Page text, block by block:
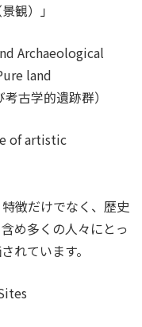
観）」
Archaeological
land
古学的遺跡群）
of artistic
徴だけでなく、歴史
め多くの人々にとっ
れています。